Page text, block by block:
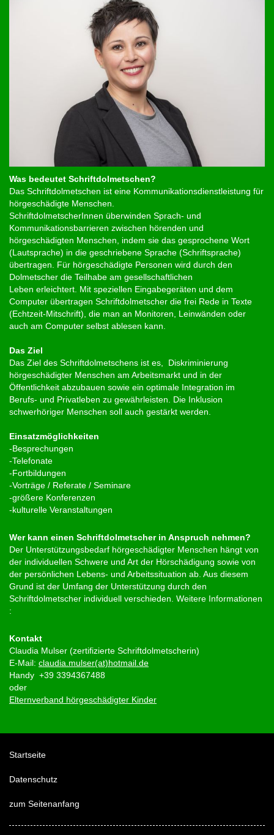
Was bedeutet Schriftdolmetschen?
Das Schriftdolmetschen ist eine Kommunikationsdienstleistung für
hörgeschädigte Menschen.
SchriftdolmetscherInnen überwinden Sprach- und
Kommunikationsbarrieren zwischen hörenden und
hörgeschädigten Menschen, indem sie das gesprochene Wort
(Lautsprache) in die geschriebene Sprache (Schriftsprache)
übertragen. Für hörgeschädigte Personen wird durch den
Dolmetscher die Teilhabe am gesellschaftlichen
Leben erleichtert. Mit speziellen Eingabegeräten und dem
Computer übertragen Schriftdolmetscher die frei Rede in Texte
(Echtzeit-Mitschrift), die man an Monitoren, Leinwänden oder
auch am Computer selbst ablesen kann.
Das Ziel
Das Ziel des Schriftdolmetschens ist es, Diskriminierung
hörgeschädigter Menschen am Arbeitsmarkt und in der
Öffentlichkeit abzubauen sowie ein optimale Integration im
Berufs- und Privatleben zu gewährleisten. Die Inklusion
schwerhöriger Menschen soll auch gestärkt werden.
Einsatzmöglichkeiten
-Besprechungen
-Telefonate
-Fortbildungen
-Vorträge / Referate / Seminare
-größere Konferenzen
-kulturelle Veranstaltungen
Wer kann einen Schriftdolmetscher in Anspruch nehmen?
Der Unterstützungsbedarf hörgeschädigter Menschen hängt von
der individuellen Schwere und Art der Hörschädigung sowie von
der persönlichen Lebens- und Arbeitssituation ab. Aus diesem
Grund ist der Umfang der Unterstützung durch den
Schriftdolmetscher individuell verschieden. Weitere Informationen
:
Kontakt
Claudia Mulser (zertifizierte Schriftdolmetscherin)
E-Mail: claudia.mulser(at)hotmail.de
Handy +39 3394367488
oder
Elternverband hörgeschädigter Kinder
Startseite
Datenschutz
zum Seitenanfang